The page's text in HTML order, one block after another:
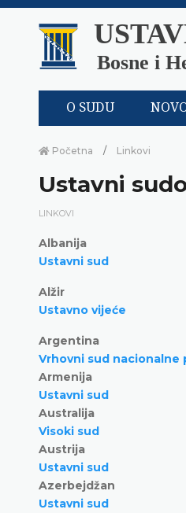
Bosne i
O SUDU
Početna Linkovi
Ustavni
LINKOVI
Albanija
Ustavni sud
Alžir
Ustavno vijeće
Argentina
Vrhovni sud nacionalne
Armenija
Ustavni sud
Australija
Visoki sud
Austrija
Ustavni sud
Azerbejdžan
Ustavni sud